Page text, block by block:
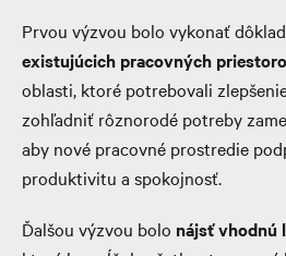
Prvou výzvou bolo vykonať
existujúcich pracovných
oblasti, ktoré potrebovali
zohľadniť rôznorodé potreby
aby nové pracovné prostredie
produktivitu a spokojnosť.
Ďalšou výzvou bolo nájsť vhodnú